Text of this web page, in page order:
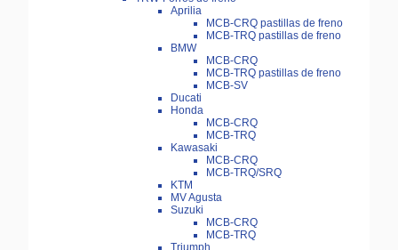
Aprilia
MCB-CRQ pastillas de freno
MCB-TRQ pastillas de freno
BMW
MCB-CRQ
MCB-TRQ pastillas de freno
MCB-SV
Ducati
Honda
MCB-CRQ
MCB-TRQ
Kawasaki
MCB-CRQ
MCB-TRQ/SRQ
KTM
MV Agusta
Suzuki
MCB-CRQ
MCB-TRQ
Triumph